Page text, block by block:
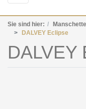
Sie sind hier:
DALVEY Eclipse
DALVEY